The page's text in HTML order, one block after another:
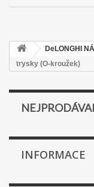
DeLONGHI
trysky (O-kroužek)
INFORMACE